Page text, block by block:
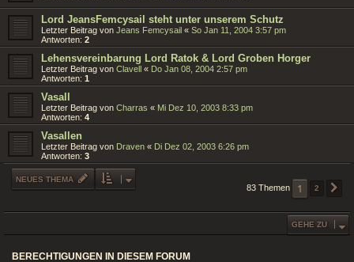
Lord JeansFemcysail steht unter unserem Schutz
Letzter Beitrag von Jeans Femcysail « So Jan 11, 2004 3:57 pm
Antworten: 2
Lehensvereinbarung Lord Ratok & Lord Groben Horger
Letzter Beitrag von Clavell « Do Jan 08, 2004 2:57 pm
Antworten: 1
Vasall
Letzter Beitrag von Charras « Mi Dez 10, 2003 8:33 pm
Antworten: 4
Vasallen
Letzter Beitrag von Draven « Di Dez 02, 2003 6:26 pm
Antworten: 3
NEUES THEMA
83 Themen 1 2
GEHE ZU
BERECHTIGUNGEN IN DIESEM FORUM